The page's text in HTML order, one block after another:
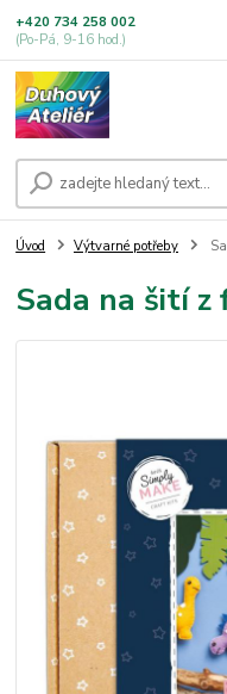
+420 734 258 002
(Po-Pá, 9-16 hod.)
Úvod Výtvarné potřeby
Sada na šití